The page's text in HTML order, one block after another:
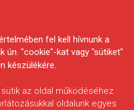
fel kell hívnunk a
ún. "cookie"-kat vagy "sütiket"
készülékére.
az oldal működéséhez
oldalunk egyes